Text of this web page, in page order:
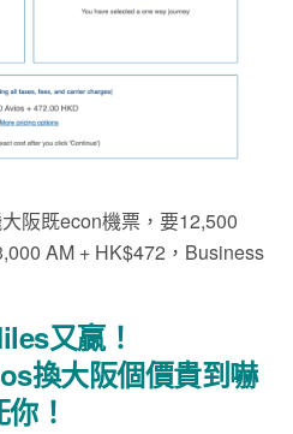
阪既econ機票，要12,500
AM + HK$472，Business
又贏！
換大阪個價貴到嚇
！